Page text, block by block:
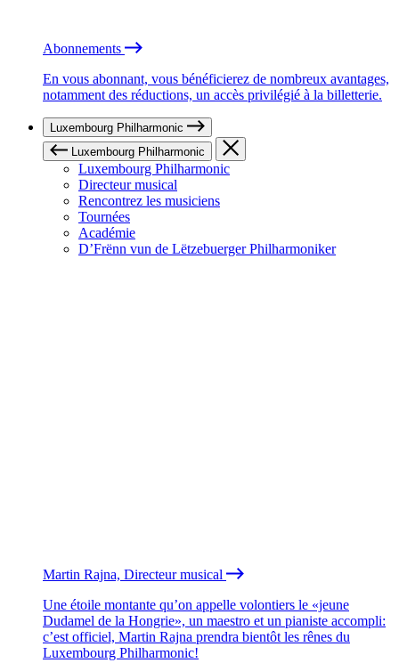
Abonnements
En vous abonnant, vous bénéficierez de nombreux avantages,
notamment des réductions, un accès privilégié à la billetterie.
Luxembourg Philharmonic
Luxembourg Philharmonic
Luxembourg Philharmonic
Directeur musical
Rencontrez les musiciens
Tournées
Académie
D’Frënn vun de Lëtzebuerger Philharmoniker
Martin Rajna, Directeur musical
Une étoile montante qu’on appelle volontiers le «jeune
Dudamel de la Hongrie», un maestro et un pianiste accompli:
c’est officiel, Martin Rajna prendra bientôt les rênes du
Luxembourg Philharmonic!